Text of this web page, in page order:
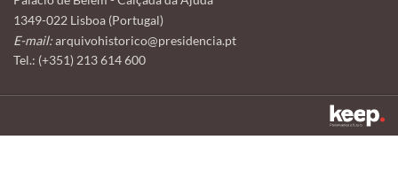
1349-022 Lisboa (Portugal)
E-mail:arquivohistorico@presidencia.pt
Tel.: (+351) 213 614 600